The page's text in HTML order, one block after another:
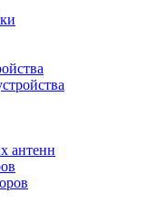
антенн